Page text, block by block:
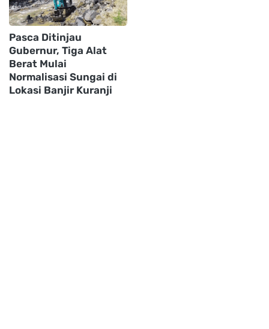
Pasca Ditinjau
Gubernur, Tiga Alat
Berat Mulai
Normalisasi Sungai di
Lokasi Banjir Kuranji